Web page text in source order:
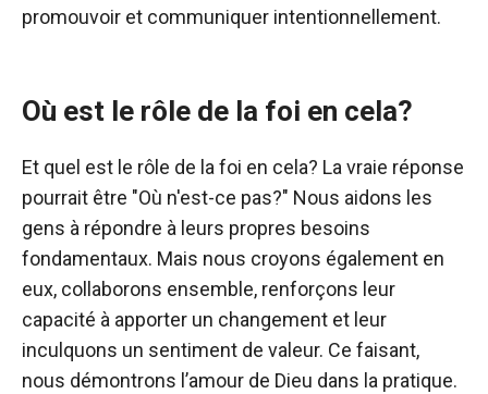
promouvoir et communiquer intentionnellement.
Où est le rôle de la foi en cela?
Et quel est le rôle de la foi en cela? La vraie réponse
pourrait être "Où n'est-ce pas?" Nous aidons les
gens à répondre à leurs propres besoins
fondamentaux. Mais nous croyons également en
eux, collaborons ensemble, renforçons leur
capacité à apporter un changement et leur
inculquons un sentiment de valeur. Ce faisant,
nous démontrons l’amour de Dieu dans la pratique.